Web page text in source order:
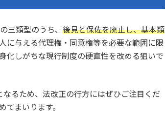
三類型のうち、 後見と保佐を廃止し、基本類
に与える代理権・同意権等を必要な範囲に限
化しがちな現行制度の硬直性を改める狙いで
るため、法改正の行方にはぜひご注目くだ
まいります。